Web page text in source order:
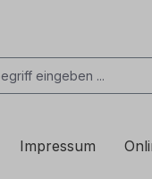
Impressum